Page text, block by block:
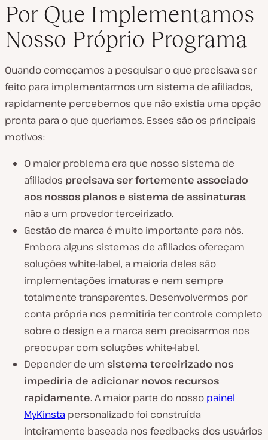
Por Que Implementamos
Nosso Próprio Programa
Quando começamos a pesquisar o que precisava ser
feito para implementarmos um sistema de afiliados,
rapidamente percebemos que não existia uma opção
pronta para o que queríamos. Esses são os principais
motivos:
O maior problema era que nosso sistema de
afiliados precisava ser fortemente associado
aos nossos planos e sistema de assinaturas,
não a um provedor terceirizado.
Gestão de marca é muito importante para nós.
Embora alguns sistemas de afiliados ofereçam
soluções white-label, a maioria deles são
implementações imaturas e nem sempre
totalmente transparentes. Desenvolvermos por
conta própria nos permitiria ter controle completo
sobre o design e a marca sem precisarmos nos
preocupar com soluções white-label.
Depender de um sistema terceirizado nos
impediria de adicionar novos recursos
rapidamente. A maior parte do nosso painel
MyKinsta personalizado foi construída
inteiramente baseada nos feedbacks dos usuários